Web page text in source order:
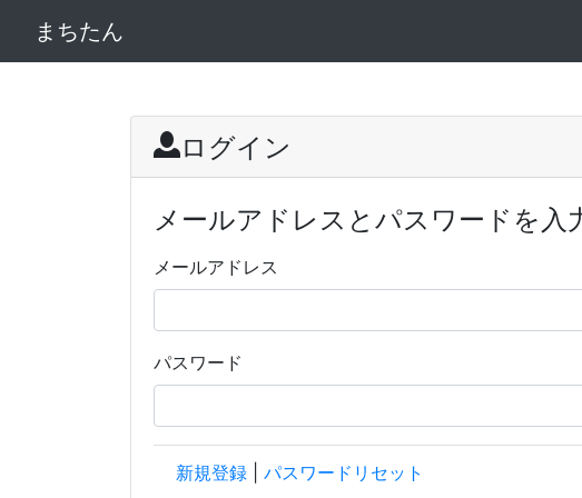
まちたん
ログイン
メールアドレスとパスワードを入
メールアドレス
パスワード
新規登録 パスワードリセット